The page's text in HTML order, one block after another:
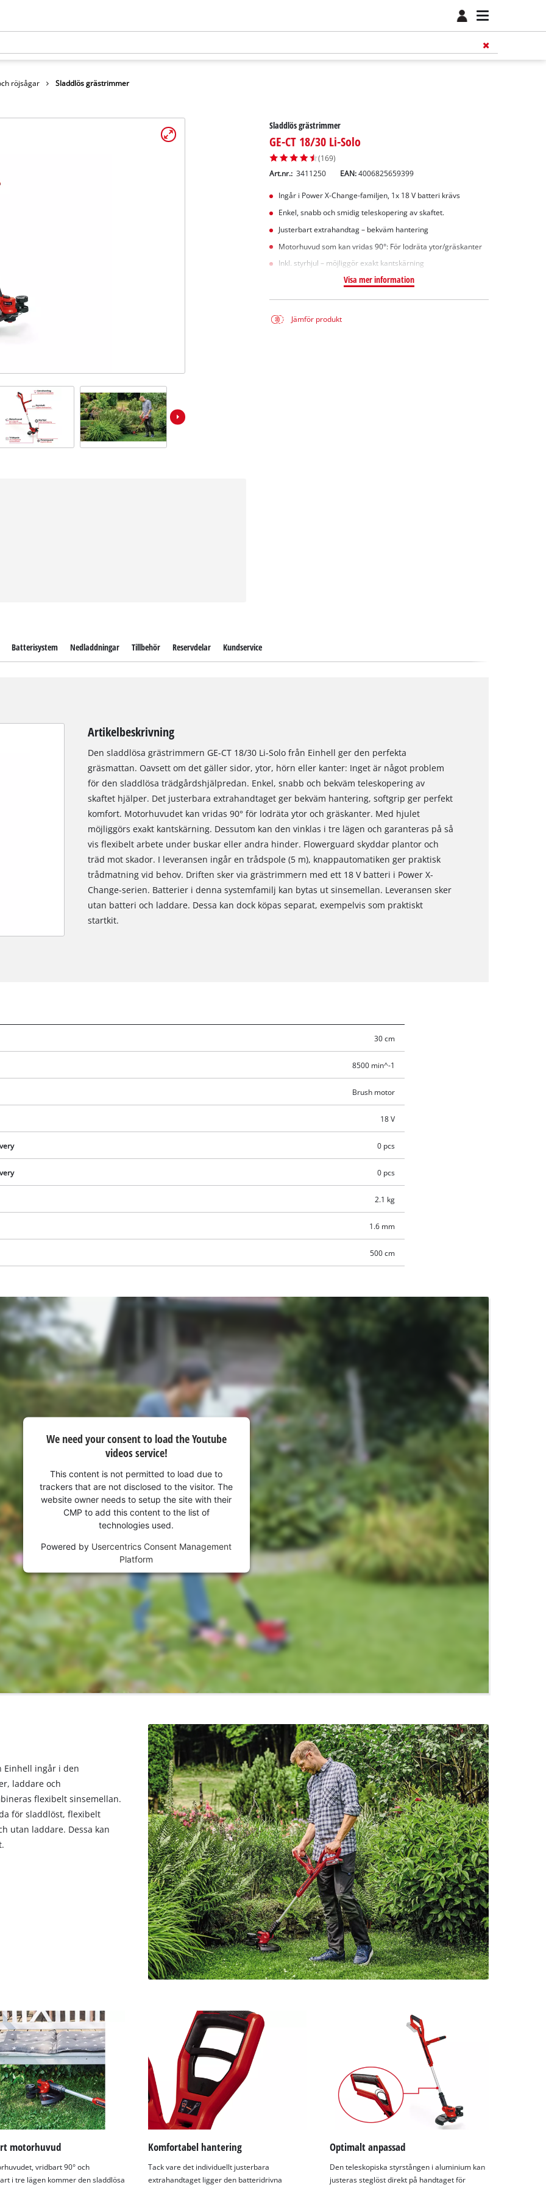
röjsågar Sladdlös grästrimmer
Sladdlös grästrimmer
GE-CT 18/30 Li-Solo
(169)
Art.nr.: 3411250 EAN:4006825659399
Ingår i Power X-Change-familjen, 1x 18 V batteri krävs
Enkel, snabb och smidig teleskopering av skaftet.
Justerbart extrahandtag – bekväm hantering
Motorhuvud som kan vridas 90°: För lodräta ytor/gräskanter
Inkl. styrhjul – möjliggör exakt kantskärning
Visa mer information
Jämför produkt
We need your consent to load the
Google Maps service!
This content is not permitted to load due
to trackers that are not disclosed to the
visitor. The website owner needs to setup
the site with their CMP to add this content
to the list of technologies used.
Powered byUsercentrics Consent
Batterisystem Nedladdningar Tillbehör Reservdelar Kundservice
Artikelbeskrivning
Den sladdlösa grästrimmern GE-CT 18/30 Li-Solo från Einhell ger den perfekta
gräsmattan. Oavsett om det gäller sidor, ytor, hörn eller kanter: Inget är något problem
för den sladdlösa trädgårdshjälpredan. Enkel, snabb och bekväm teleskopering av
skaftet hjälper. Det justerbara extrahandtaget ger bekväm hantering, softgrip ger perfekt
komfort. Motorhuvudet kan vridas 90° för lodräta ytor och gräskanter. Med hjulet
möjliggörs exakt kantskärning. Dessutom kan den vinklas i tre lägen och garanteras på så
vis flexibelt arbete under buskar eller andra hinder. Flowerguard skyddar plantor och
träd mot skador. I leveransen ingår en trådspole (5 m), knappautomatiken ger praktisk
trådmatning vid behov. Driften sker via grästrimmern med ett 18 V batteri i Power X-
Change-serien. Batterier i denna systemfamilj kan bytas ut sinsemellan. Leveransen sker
utan batteri och laddare. Dessa kan dock köpas separat, exempelvis som praktiskt
startkit.
30 cm
8500 min^-1
Brush motor
18 V
0 pcs
0 pcs
2.1 kg
1.6 mm
500 cm
We need your consent to load the Youtube
videos service!
This content is not permitted to load due to
trackers that are not disclosed to the visitor. The
website owner needs to setup the site with their
CMP to add this content to the list of
technologies used.
Powered by Usercentrics Consent Management
Platform
Einhell ingår i den
laddare och
flexibelt sinsemellan.
för sladdlöst, flexibelt
utan laddare. Dessa kan
motorhuvud
vridbart 90° och
i tre lägen kommer den sladdlösa
Komfortabel hantering
Tack vare det individuellt justerbara
extrahandtaget ligger den batteridrivna
Optimalt anpassad
Den teleskopiska styrstången i aluminium kan
justeras steglöst direkt på handtaget för